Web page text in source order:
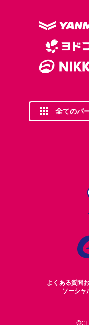
全てのパ
よくある質問
ソーシャ